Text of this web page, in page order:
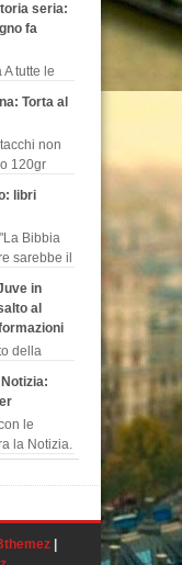
seria:
fa
tutte le
ad
Torta al
non
120gr
libri
Bibbia
sarebbe il
in
al
della
di
le
la Notizia.
|